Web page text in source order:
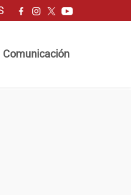
Comunicación